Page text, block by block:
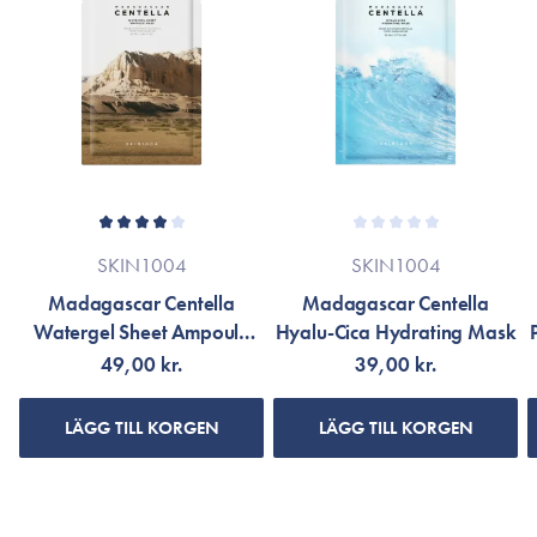
tendens till tilltäppta porer och orenheter, men kan användas
av alla hudtyper.
SKIN1004
Madagascar Centella
Watergel Sheet Ampoule
Mask
49,00 kr.
LÄGG TILL KORGEN
SKIN1004
Madagascar Centella
Hyalu-Cica Hydrating Mask
39,00 kr.
LÄGG TILL KORGEN